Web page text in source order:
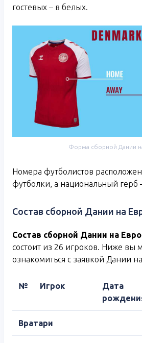
гостевых – в белых.
Форма сборной Дании
Номера футболистов
футболки, а национальный герб
Состав сборной Дании на
Состав сборной Дании на
состоит из 26 игроков. Ниже вы
ознакомиться с заявкой Дании
№ Игрок
Дата
Вратари